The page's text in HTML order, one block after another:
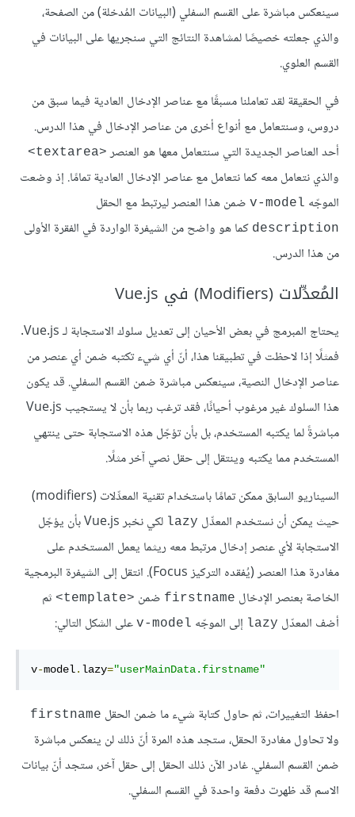
سينعكس مباشرة على القسم السفلي (البيانات المُدخلة) من الصفحة،
والذي جعلته خصيصًا لمشاهدة النتائج التي سنجريها على البيانات في
القسم العلوي.
في الحقيقة لقد تعاملنا مسبقًا مع عناصر الإدخال العادية فيما سبق من
دروس، وسنتعامل مع أنواع أخرى من عناصر الإدخال في هذا الدرس.
أحد العناصر الجديدة التي سنتعامل معها هو العنصر <textarea>
والذي نتعامل معه كما نتعامل مع عناصر الإدخال العادية تمامًا. إذ وضعت
الموجّه v-model ضمن هذا العنصر ليرتبط مع الحقل
description كما هو واضح من الشيفرة الواردة في الفقرة الأولى
من هذا الدرس.
المُعدِّلات (Modifiers) في Vue.js
يحتاج المبرمج في بعض الأحيان إلى تعديل سلوك الاستجابة لـ Vue.js.
فمثلًا إذا لاحظت في تطبيقنا هذا، أنّ أي شيء تكتبه ضمن أي عنصر من
عناصر الإدخال النصية، سينعكس مباشرة ضمن القسم السفلي. قد يكون
هذا السلوك غير مرغوب أحيانًا، فقد ترغب ربما بأن لا يستجيب Vue.js
مباشرةً لما يكتبه المستخدم، بل بأن تؤجّل هذه الاستجابة حتى ينتهي
المستخدم مما يكتبه وينتقل إلى حقل نصي آخر مثلًا.
السيناريو السابق ممكن تمامًا باستخدام تقنية المعدِّلات (modifiers)
حيث يمكن أن نستخدم المعدِّل lazy
لكي نخبر Vue.js بأن يؤجّل
الاستجابة لأي عنصر إدخال مرتبط معه ريثما يعمل المستخدم على
مغادرة هذا العنصر (يُفقده التركيز Focus). انتقل إلى الشيفرة البرمجية
الخاصة بعنصر الإدخال firstname ضمن <template>
ثم
أضف المعدّل lazy إلى الموجّه v-model على الشكل التالي:
v-model. lazy="userMainData.firstname"
احفظ التغييرات، ثم حاول كتابة شيء ما ضمن الحقل firstname
ولا تحاول مغادرة الحقل، ستجد هذه المرة أنّ ذلك لن ينعكس مباشرة
ضمن القسم السفلي. غادر الآن ذلك الحقل إلى حقل آخر، ستجد أنّ بيانات
الاسم قد ظهرت دفعة واحدة في القسم السفلي.